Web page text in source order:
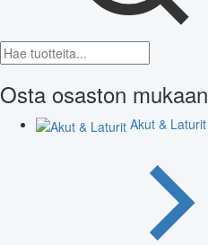
Osta osaston mukaan
Akut & Laturit